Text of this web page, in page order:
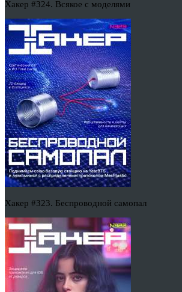
Хакер #324. Всякое с моделями
Хакер #323. Беспроводной самопал